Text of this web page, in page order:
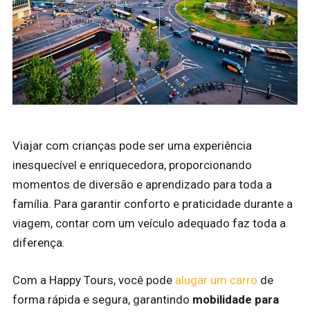
Viajar com crianças pode ser uma experiência
inesquecível e enriquecedora, proporcionando
momentos de diversão e aprendizado para toda a
família. Para garantir conforto e praticidade durante a
viagem, contar com um veículo adequado faz toda a
diferença.
Com a Happy Tours, você pode alugar um carro de
forma rápida e segura, garantindo mobilidade para